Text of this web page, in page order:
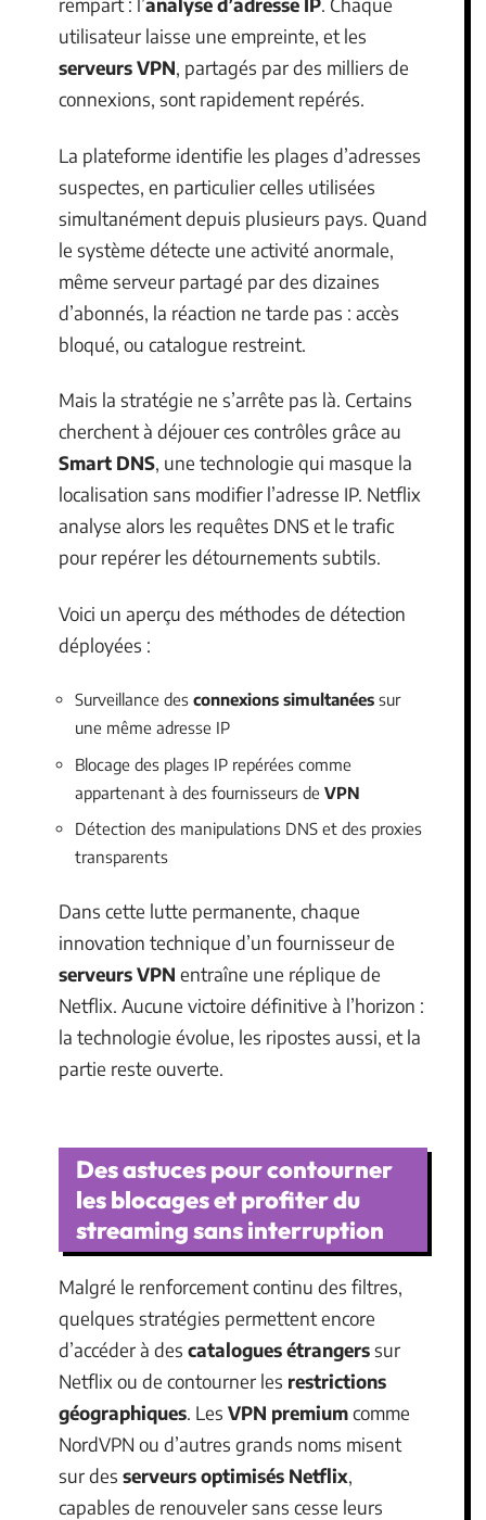
utilisateur laisse une empreinte, et les
serveurs VPN, partagés par des milliers de
connexions, sont rapidement repérés.
La plateforme identifie les plages d’adresses
suspectes, en particulier celles utilisées
simultanément depuis plusieurs pays. Quand
le système détecte une activité anormale,
même serveur partagé par des dizaines
d’abonnés, la réaction ne tarde pas : accès
bloqué, ou catalogue restreint.
Mais la stratégie ne s’arrête pas là. Certains
cherchent à déjouer ces contrôles grâce au
Smart DNS, une technologie qui masque la
localisation sans modifier l’adresse IP. Netflix
analyse alors les requêtes DNS et le trafic
pour repérer les détournements subtils.
Voici un aperçu des méthodes de détection
déployées :
Surveillance des connexions simultanées sur
une même adresse IP
Blocage des plages IP repérées comme
appartenant à des fournisseurs de VPN
Détection des manipulations DNS et des proxies
transparents
Dans cette lutte permanente, chaque
innovation technique d’un fournisseur de
serveurs VPN entraîne une réplique de
Netflix. Aucune victoire définitive à l’horizon :
la technologie évolue, les ripostes aussi, et la
partie reste ouverte.
Des astuces pour contourner
les blocages et profiter du
streaming sans interruption
Malgré le renforcement continu des filtres,
quelques stratégies permettent encore
d’accéder à des catalogues étrangerssur
Netflix ou de contourner les restrictions
géographiques. Les VPN premiumcomme
NordVPN ou d’autres grands noms misent
sur des serveurs optimisés Netflix,
capables de renouveler sans cesse leurs